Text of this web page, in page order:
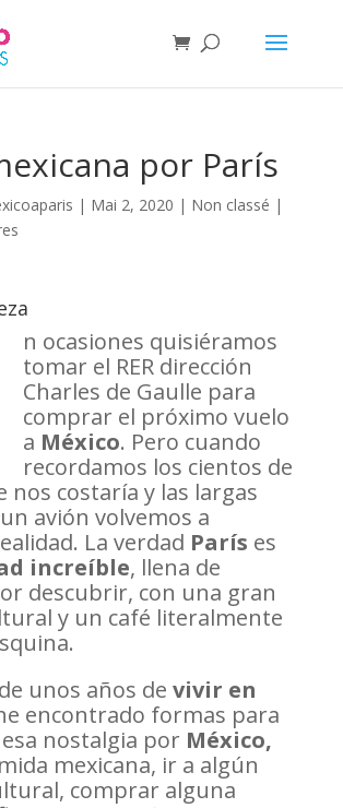
por París
| Mai 2, 2020 | Non classé |
n ocasiones quisiéramos
tomar el RER dirección
Charles de Gaulle para
comprar el próximo vuelo
a México. Pero cuando
recordamos los cientos de
nos costaría y las largas
avión volvemos a
La verdad París es
increíble, llena de
descubrir, con una gran
y un café literalmente
unos años de vivir en
encontrado formas para
nostalgia por México,
mexicana, ir a algún
comprar alguna